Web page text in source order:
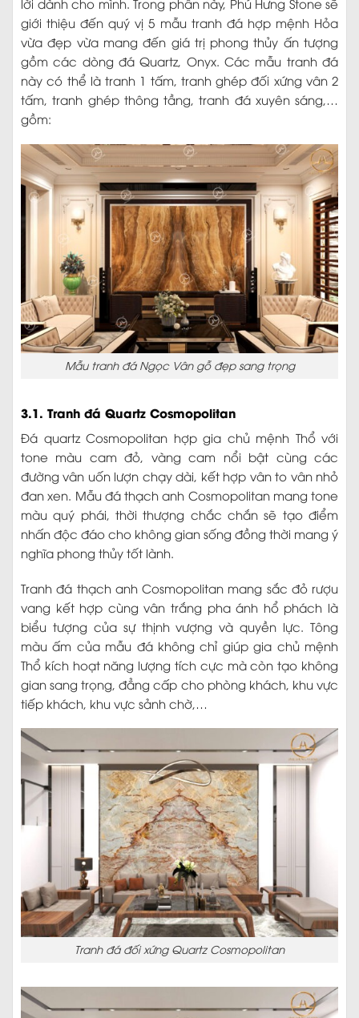
lời dành cho mình. Trong phần này, Phú Hưng Stone sẽ
giới thiệu đến quý vị 5 mẫu tranh đá hợp mệnh Hỏa
vừa đẹp vừa mang đến giá trị phong thủy ấn tượng
gồm các dòng đá Quartz, Onyx. Các mẫu tranh đá
này có thể là tranh 1 tấm, tranh ghép đối xứng vân 2
tấm, tranh ghép thông tầng, tranh đá xuyên sáng,…
gồm:
Mẫu tranh đá Ngọc Vân gỗ đẹp sang trọng
3.1. Tranh đá Quartz Cosmopolitan
Đá quartz Cosmopolitan hợp gia chủ mệnh Thổ với
tone màu cam đỏ, vàng cam nổi bật cùng các
đường vân uốn lượn chạy dài, kết hợp vân to vân nhỏ
đan xen. Mẫu đá thạch anh Cosmopolitan mang tone
màu quý phái, thời thượng chắc chắn sẽ tạo điểm
nhấn độc đáo cho không gian sống đồng thời mang ý
nghĩa phong thủy tốt lành.
Tranh đá thạch anh Cosmopolitan mang sắc đỏ rượu
vang kết hợp cùng vân trắng pha ánh hổ phách là
biểu tượng của sự thịnh vượng và quyền lực. Tông
màu ấm của mẫu đá không chỉ giúp gia chủ mệnh
Thổ kích hoạt năng lượng tích cực mà còn tạo không
gian sang trọng, đẳng cấp cho phòng khách, khu vực
tiếp khách, khu vực sảnh chờ,…
Tranh đá đối xứng Quartz Cosmopolitan